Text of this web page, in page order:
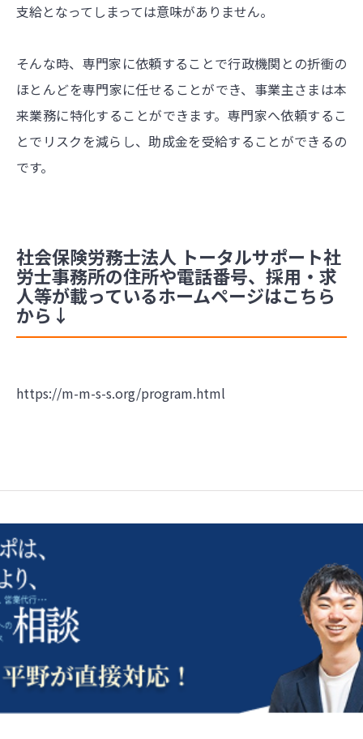
支給となってしまっては意味がありません。
そんな時、専門家に依頼することで行政機関との折衝の
ほとんどを専門家に任せることができ、事業主さまは本
来業務に特化することができます。専門家へ依頼するこ
とでリスクを減らし、助成金を受給することができるの
です。
社会保険労務士法人 トータルサポート社
労士事務所の住所や電話番号、採用・求
人等が載っているホームページはこちら
から↓
https://m-m-s-s.org/program.html